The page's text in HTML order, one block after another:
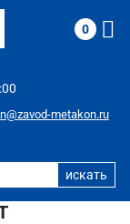
metakon.ru
0